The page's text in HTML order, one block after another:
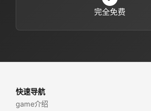
完全免费
快速导航
game介绍